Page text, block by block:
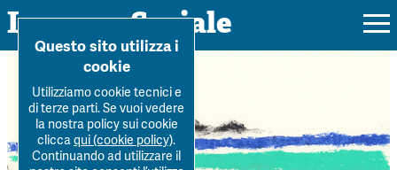
Impresa Sociale
Rivista
Home Numero-2-2021
La sentenza della Corte
Costituzional...
Questo sito utilizza i
cookie
Utilizziamo cookie tecnici e
di terze parti. Se vuoi vedere
la nostra policy sui cookie
cliccaqui (cookie policy).
Continuando ad utilizzare il